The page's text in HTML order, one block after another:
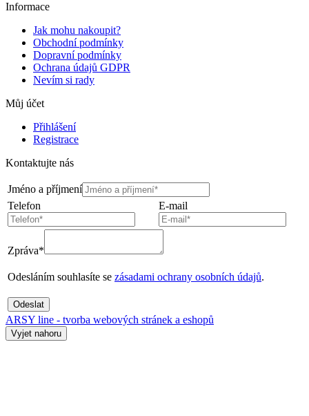
Informace
Jak mohu nakoupit?
Obchodní podmínky
Dopravní podmínky
Ochrana údajů GDPR
Nevím si rady
Můj účet
Přihlášení
Registrace
Kontaktujte nás
Jméno a příjmení
Telefon
E-mail
Zpráva*
Odesláním souhlasíte se zásadami ochrany osobních údajů.
Odeslat
ARSY line - tvorba webových stránek a eshopů
Vyjet nahoru